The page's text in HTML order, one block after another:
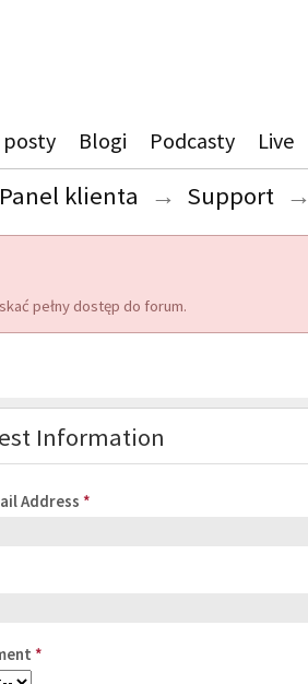
posty Blogi Podcasty Live
Panel klienta → Support →
pełny dostęp do forum.
Information
Address *
*